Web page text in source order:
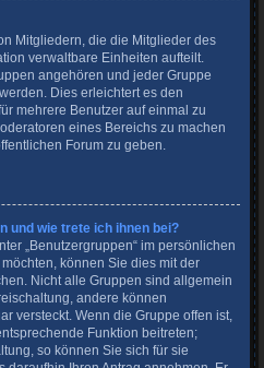
Mitgliedern, die die Mitglieder des
verwaltbare Einheiten aufteilt.
angehören und jeder Gruppe
Dies erleichtert es den
mehrere Benutzer auf einmal zu
eines Bereichs zu machen
Forum zu geben.
und wie trete ich ihnen bei?
„Benutzergruppen“ im persönlichen
können Sie dies mit der
Nicht alle Gruppen sind allgemein
andere können
versteckt. Wenn die Gruppe offen ist,
Funktion beitreten;
so können Sie sich für sie